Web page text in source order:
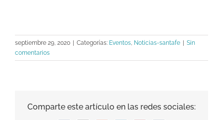
septiembre 29, 2020 Categorías: Eventos, Noticias-santafe
Sin
comentarios
Comparte este artículo en las redes sociales: